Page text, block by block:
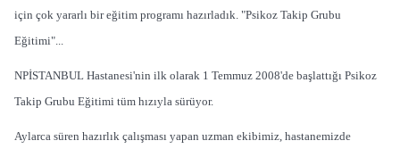
için çok yararlı bir eğitim programı hazırladık. "Psikoz Takip Grubu
Eğitimi"...
NPİSTANBUL Hastanesi'nin ilk olarak 1 Temmuz 2008'de başlattığı Psikoz
Takip Grubu Eğitimi tüm hızıyla sürüyor.
Aylarca süren hazırlık çalışması yapan uzman ekibimiz, hastanemizde